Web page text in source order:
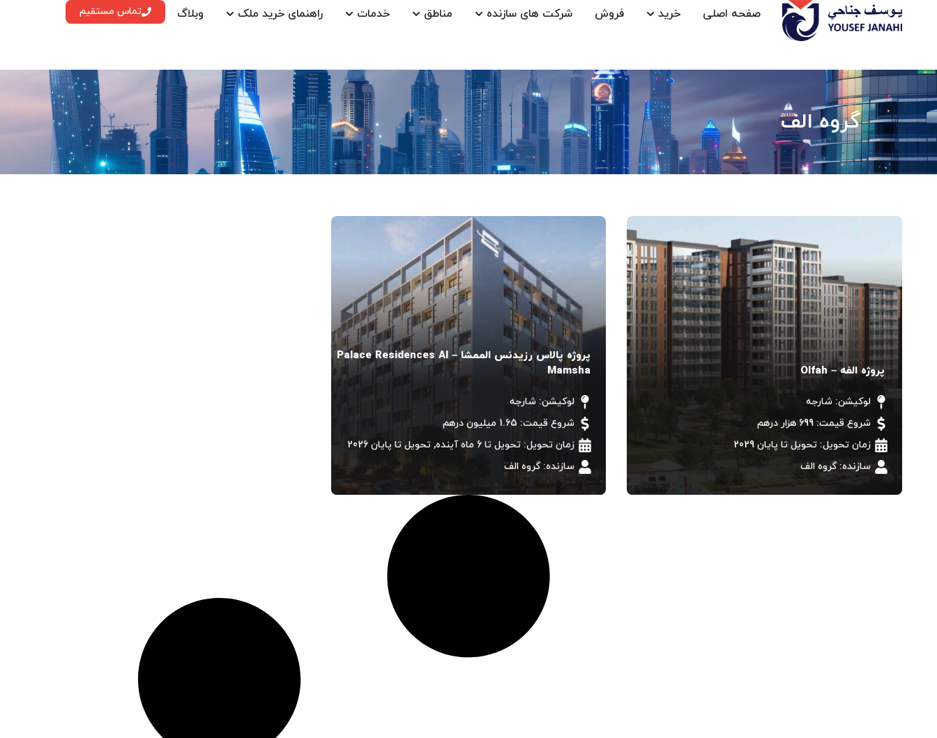
صفحه اصلی خرید فروش شرکت های سازنده مناطق خدمات راهنمای خرید ملک وبلاگ تماس مستقیم
گروه الف
لوکیشن: شارجه
شروع قیمت: 699 هزار درهم
زمان تحویل: تحویل تا پایان 2029
سازنده: گروه الف
پروژه الفه – Olfah
لوکیشن: شارجه
شروع قیمت: 1.65 میلیون درهم
زمان تحویل: تحویل تا 6 ماه آینده , تحویل تا پایان 2026
سازنده: گروه الف
پروژه پالاس رزيدنس الممشا – Palace Residences Al
Mamsha